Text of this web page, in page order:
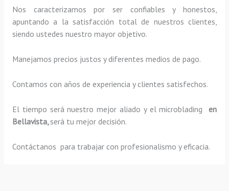
Nos caracterizamos por ser confiables y honestos,
apuntando a la satisfacción total de nuestros clientes,
siendo ustedes nuestro mayor objetivo.
Manejamos precios justos y diferentes medios de pago.
Contamos con años de experiencia y clientes satisfechos.
El tiempo será nuestro mejor aliado y elmicroblading en
Bellavista, será tu mejor decisión.
Contáctanos para trabajar con profesionalismo y eficacia.